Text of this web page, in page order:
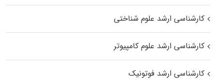
کارشناسی ارشد علوم شناختی
کارشناسی ارشد علوم کامپیوتر
کارشناسی ارشد فوتونیک